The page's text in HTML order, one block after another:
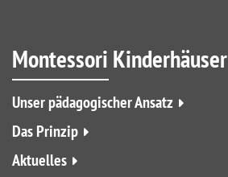
Montessori Kinderhäuser
Unser pädagogischer Ansatz
Das Prinzip
Aktuelles